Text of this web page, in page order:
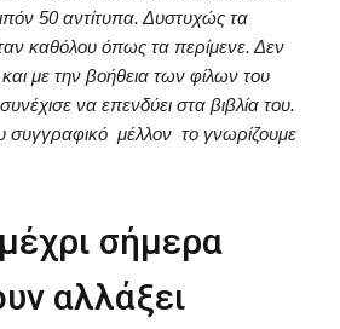
50 αντίτυπα. Δυστυχώς τα
καθόλου όπως τα περίμενε. Δεν
με την βοήθεια των φίλων του
να επενδύει στα βιβλία του.
συγγραφικό μέλλον το γνωρίζουμε
σήμερα
αλλάξει